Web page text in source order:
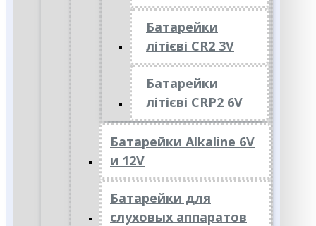
Батарейки
літієві CR2 3V
Батарейки
літієві CRP2 6V
Батарейки Alkaline 6V
и 12V
Батарейки для
слуховых аппаратов